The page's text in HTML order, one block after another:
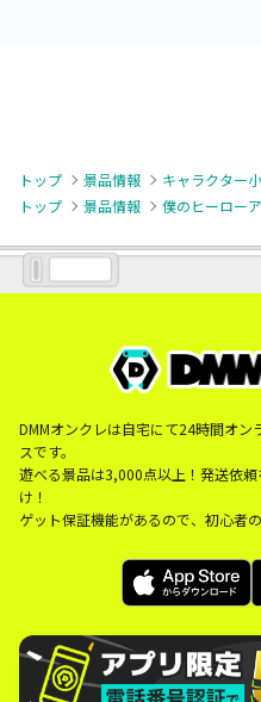
トップ 景品情報 キャラクター
トップ
景品情報
DMMオンクレは自宅にて24時間オ
スです。
遊べる景品は3,000点以上！発送依
け！
ゲット保証機能があるので、初心者